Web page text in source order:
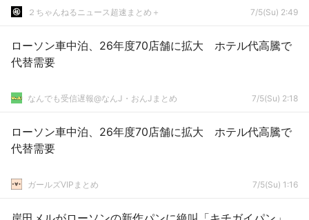
２ちゃんねるニュース超速まとめ＋ 7/5(Su) 2:49
ローソン車中泊、26年度70店舗に拡大 ホテル代高騰で
代替需要
なんでも受信遅報@なんJ・おんJまとめ 7/5(Su) 2:18
ローソン車中泊、26年度70店舗に拡大 ホテル代高騰で
代替需要
ガールズVIPまとめ 7/5(Su) 1:16